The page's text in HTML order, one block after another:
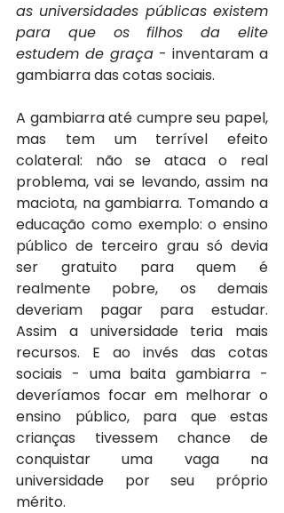
as universidades públicas existem
para que os filhos da elite
estudem de graça - inventaram a
gambiarra das cotas sociais.
A gambiarra até cumpre seu papel,
mas tem um terrível efeito
colateral: não se ataca o real
problema, vai se levando, assim na
maciota, na gambiarra. Tomando a
educação como exemplo: o ensino
público de terceiro grau só devia
ser gratuito para quem é
realmente pobre, os demais
deveriam pagar para estudar.
Assim a universidade teria mais
recursos. E ao invés das cotas
sociais - uma baita gambiarra -
deveríamos focar em melhorar o
ensino público, para que estas
crianças tivessem chance de
conquistar uma vaga na
universidade por seu próprio
mérito.